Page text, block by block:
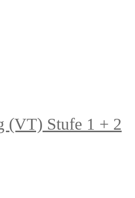
(VT) Stufe 1 + 2